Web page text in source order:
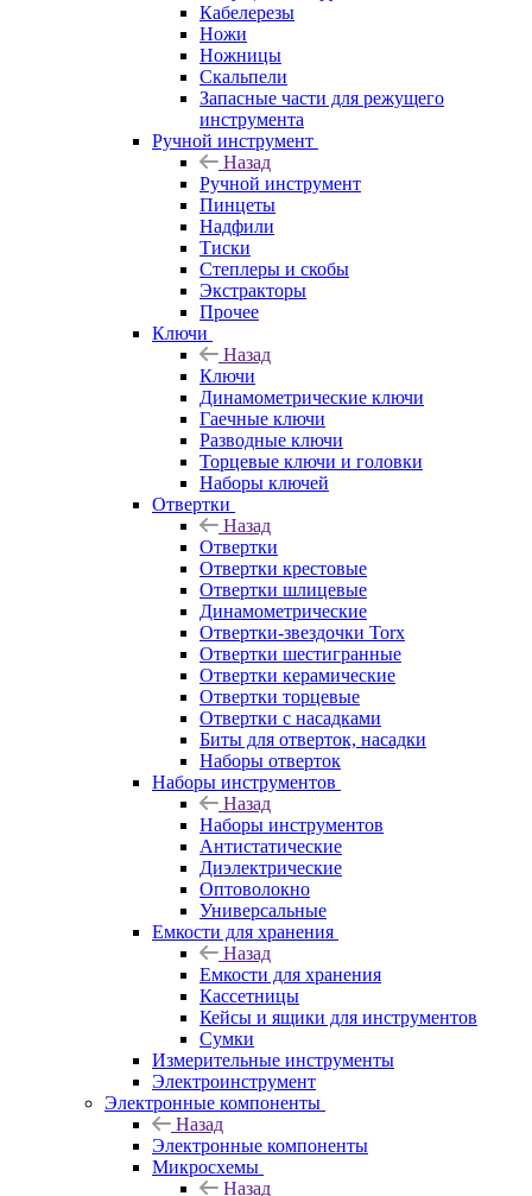
Кабелерезы
Ножи
Ножницы
Скальпели
Запасные части для режущего
инструмента
Ручной инструмент
Назад
Ручной инструмент
Пинцеты
Надфили
Тиски
Степлеры и скобы
Экстракторы
Прочее
Ключи
Назад
Ключи
Динамометрические ключи
Гаечные ключи
Разводные ключи
Торцевые ключи и головки
Наборы ключей
Отвертки
Назад
Отвертки
Отвертки крестовые
Отвертки шлицевые
Динамометрические
Отвертки-звездочки Torx
Отвертки шестигранные
Отвертки керамические
Отвертки торцевые
Отвертки с насадками
Биты для отверток, насадки
Наборы отверток
Наборы инструментов
Назад
Наборы инструментов
Антистатические
Диэлектрические
Оптоволокно
Универсальные
Емкости для хранения
Назад
Емкости для хранения
Кассетницы
Кейсы и ящики для инструментов
Сумки
Измерительные инструменты
Электроинструмент
Электронные компоненты
Назад
Электронные компоненты
Микросхемы
Назад